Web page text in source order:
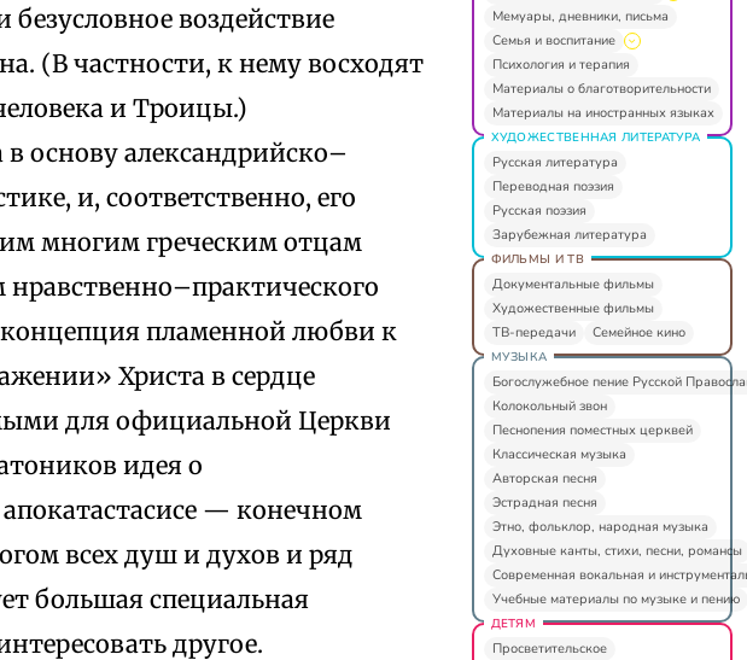
воздействие
(В частности, к нему восходят
и Троицы.)
в основу александрийско–
и, соответственно, его
многим греческим отцам
пламенной любви к
Христа в сердце
для официальной Церкви
идея о
— конечном
всех душ и духов и ряд
большая специальная
другое.
Мемуары, дневники, письма
Семья и воспитание
Психология и терапия
Материалы о благотворительности
Материалы на иностранных языках
ХУДОЖЕСТВЕННАЯ ЛИТЕРАТУРА
Русская литература
Переводная поэзия
Русская поэзия
Зарубежная литература
ФИЛЬМЫ И ТВ
Документальные фильмы
Художественные фильмы
ТВ-передачи
Семейное кино
МУЗЫКА
Богослужебное пение Русской
Колокольный звон
Песнопения поместных церквей
Классическая музыка
Авторская песня
Эстрадная песня
Этно, фольклор, народная музыка
Духовные канты, стихи, песни, романсы
Современная вокальная и
Учебные материалы по музыке и пению
ДЕТЯМ
Просветительское